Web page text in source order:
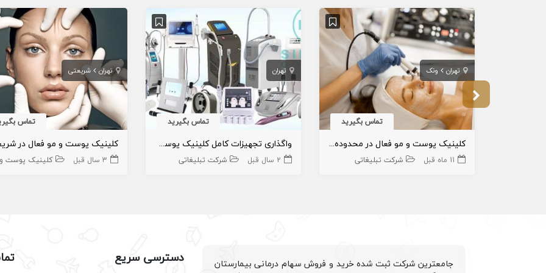
تهران ونک
تماس بگیرید
کلینیک پوست و مو فعال در محدوده ونک
11 ماه قبل شرکت تبلیغاتی
تهران
تماس بگیرید
واگذاری تجهیزات کامل کلینیک پوست و مو
2 سال قبل شرکت تبلیغاتی
تهران شریعتی
تماس
کلینیک پوست و مو فعال در
3 سال قبل کلینیک پوست و مو و
جامعترین شرکت ثبت شده خرید و فروش سهام درمانی بیمارستان
دسترسی سریع